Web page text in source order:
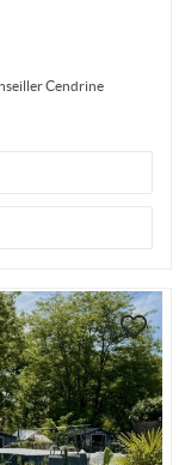
Cendrine